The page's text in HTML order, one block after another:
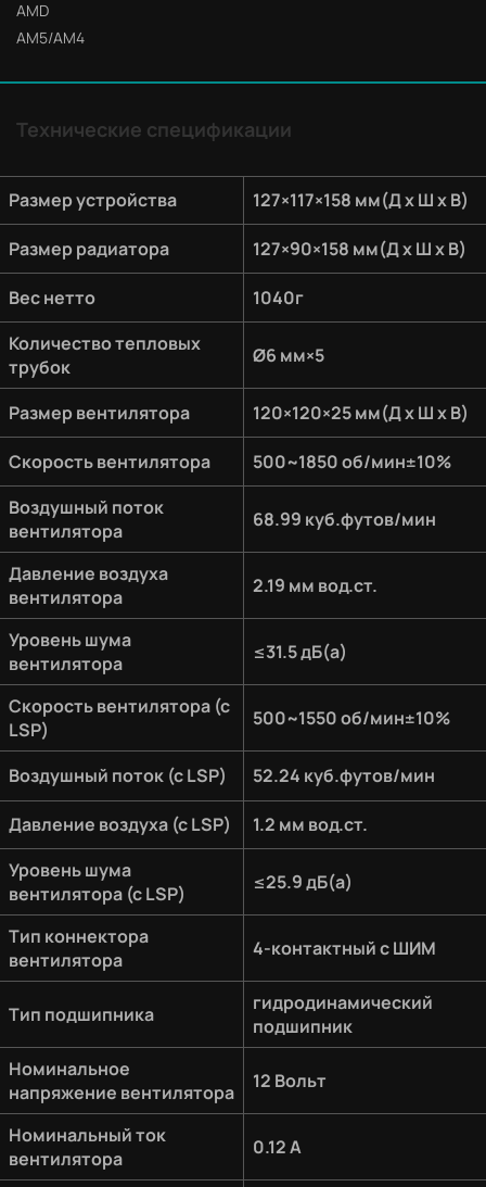
AMD
AM5/AM4
Технические спецификации
Размер устройства 127×117×158 мм(Д х Ш х В)
Размер радиатора 127×90×158 мм(Д х Ш х В)
Вес нетто
1040г
Количество тепловых
трубок
Ø6 мм×5
Размер вентилятора 120×120×25 мм(Д х Ш х В)
Скорость вентилятора
500~1850 об/мин±10%
Воздушный поток
вентилятора
68.99 куб.футов/мин
Давление воздуха
вентилятора
2.19 мм вод.ст.
Уровень шума
вентилятора
≤31.5 дБ(а)
Скорость вентилятора (с
LSP)
500~1550 об/мин±10%
Воздушный поток (с LSP) 52.24 куб.футов/мин
Давление воздуха (с LSP)
1.2 мм вод.ст.
Уровень шума
вентилятора (с LSP)
≤25.9 дБ(а)
Тип коннектора
вентилятора
4-контактный с ШИМ
Тип подшипника
гидродинамический
подшипник
Номинальное
напряжение вентилятора
12 Вольт
Номинальный ток
вентилятора
0.12 A